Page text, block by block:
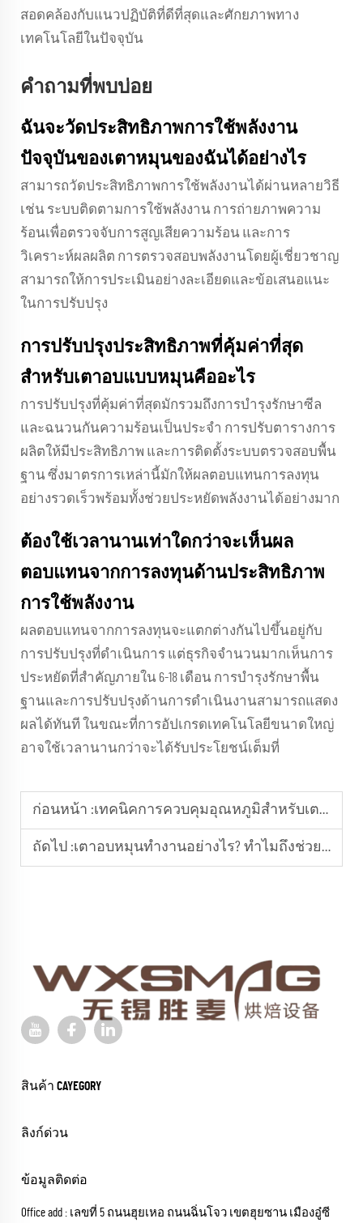
สอดคล้องกับแนวปฏิบัติที่ดีที่สุดและศักยภาพทาง
เทคโนโลยีในปัจจุบัน
คำถามที่พบบ่อย
ฉันจะวัดประสิทธิภาพการใช้พลังงาน
ปัจจุบันของเตาหมุนของฉันได้อย่างไร
สามารถวัดประสิทธิภาพการใช้พลังงานได้ผ่านหลายวิธี
เช่น ระบบติดตามการใช้พลังงาน การถ่ายภาพความ
ร้อนเพื่อตรวจจับการสูญเสียความร้อน และการ
วิเคราะห์ผลผลิต การตรวจสอบพลังงานโดยผู้เชี่ยวชาญ
สามารถให้การประเมินอย่างละเอียดและข้อเสนอแนะ
ในการปรับปรุง
การปรับปรุงประสิทธิภาพที่คุ้มค่าที่สุด
สำหรับเตาอบแบบหมุนคืออะไร
การปรับปรุงที่คุ้มค่าที่สุดมักรวมถึงการบำรุงรักษาซีล
และฉนวนกันความร้อนเป็นประจำ การปรับตารางการ
ผลิตให้มีประสิทธิภาพ และการติดตั้งระบบตรวจสอบพื้น
ฐาน ซึ่งมาตรการเหล่านี้มักให้ผลตอบแทนการลงทุน
อย่างรวดเร็วพร้อมทั้งช่วยประหยัดพลังงานได้อย่างมาก
ต้องใช้เวลานานเท่าใดกว่าจะเห็นผล
ตอบแทนจากการลงทุนด้านประสิทธิภาพ
การใช้พลังงาน
ผลตอบแทนจากการลงทุนจะแตกต่างกันไปขึ้นอยู่กับ
การปรับปรุงที่ดำเนินการ แต่ธุรกิจจำนวนมากเห็นการ
ประหยัดที่สำคัญภายใน 6-18 เดือน การบำรุงรักษาพื้น
ฐานและการปรับปรุงด้านการดำเนินงานสามารถแสดง
ผลได้ทันที ในขณะที่การอัปเกรดเทคโนโลยีขนาดใหญ่
อาจใช้เวลานานกว่าจะได้รับประโยชน์เต็มที่
ก่อนหน้า :เทคนิคการควบคุมอุณหภูมิสำหรับเตาอบหมุนในกระบวนการแปรรูปอาหารต่างๆ
ถัดไป :เตาอบหมุนทำงานอย่างไร? ทำไมถึงช่วยให้การอบสม่ำเสมอมากขึ้น?
สินค้า CAYEGORY
ลิงก์ด่วน
ข้อมูลติดต่อ
Office add : เลขที่ 5 ถนนฮุยเหอ ถนนฉิ่นโจว เขตฮุยซาน เมืองอู๋ซี